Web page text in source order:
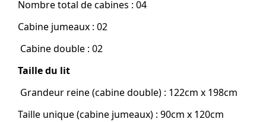
Nombre total de cabines : 04
Cabine jumeaux : 02
Cabine double : 02
Taille du lit
Grandeur reine (cabine double) : 122cm x 198cm
Taille unique (cabine jumeaux) : 90cm x 120cm